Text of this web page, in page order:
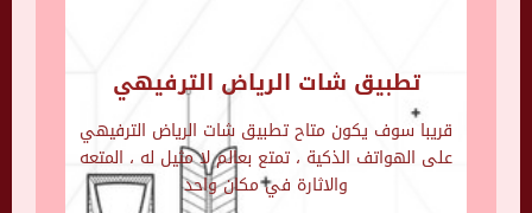
تطبيق شات الرياض الترفيهي
قريبا سوف يكون متاح تطبيق شات الرياض الترفيهي
على الهواتف الذكية ، تمتع بعالم لا مثيل له ، المتعه
والاثارة في مكان واحد